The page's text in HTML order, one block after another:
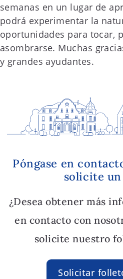
semanas en un lugar de
podrá experimentar la
oportunidades para tocar,
asombrarse. Muchas
y grandes ayudantes.
Póngase en
solicite
¿Desea obtener más
en contacto con
solicite nuestro
Solicitar